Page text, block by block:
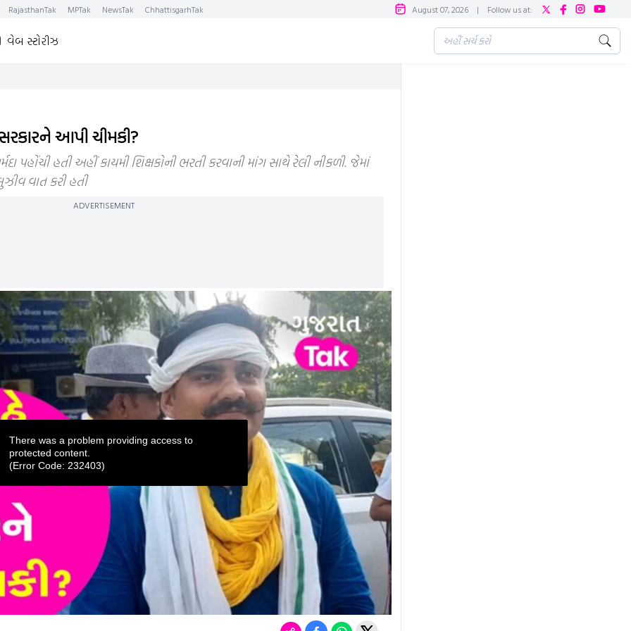
RajasthanTak MPTak NewsTak ChhattisgarhTak August 07, 2026 | Follow us at:
વેબ સ્ટોરીઝ
આપી ચીમકી?
પહોંચી હતી અહીં કાયમી શિક્ષકોની ભરતી કરવાની માંગ સાથે રેલી નીકળી. જેમાં
વાત કરી હતી
ADVERTISEMENT
There was a problem providing access to
protected content.
(Error Code: 232403)